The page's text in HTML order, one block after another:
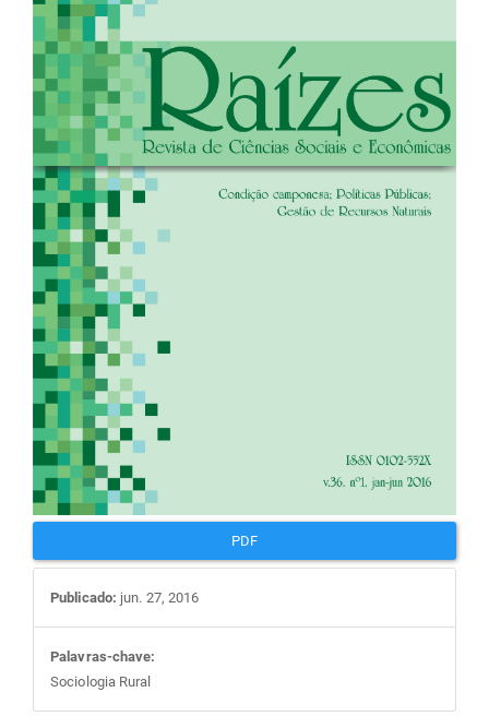
de
artigos
PDF
Publicado: jun. 27, 2016
Palavras-chave:
Sociologia Rural